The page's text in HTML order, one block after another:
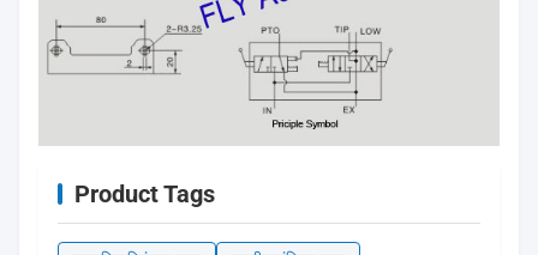
Product Tags